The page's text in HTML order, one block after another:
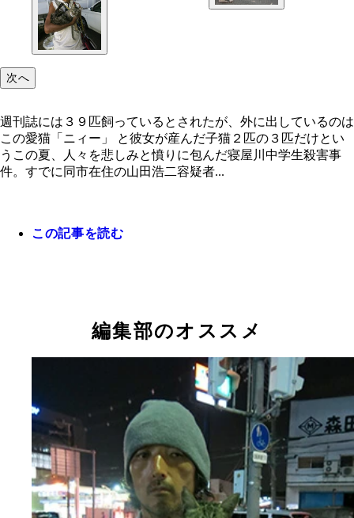
週刊誌には３９匹飼っているとされたが、外に出
次へ
週刊誌には３９匹飼っているとされたが、外に出しているのは
この愛猫「ニィー」 と彼女が産んだ子猫２匹の３匹だけとい
うこの夏、人々を悲しみと憤りに包んだ寝屋川中学生殺害事
件。すでに同市在住の山田浩二容疑者...
この記事を読む
編集部のオススメ